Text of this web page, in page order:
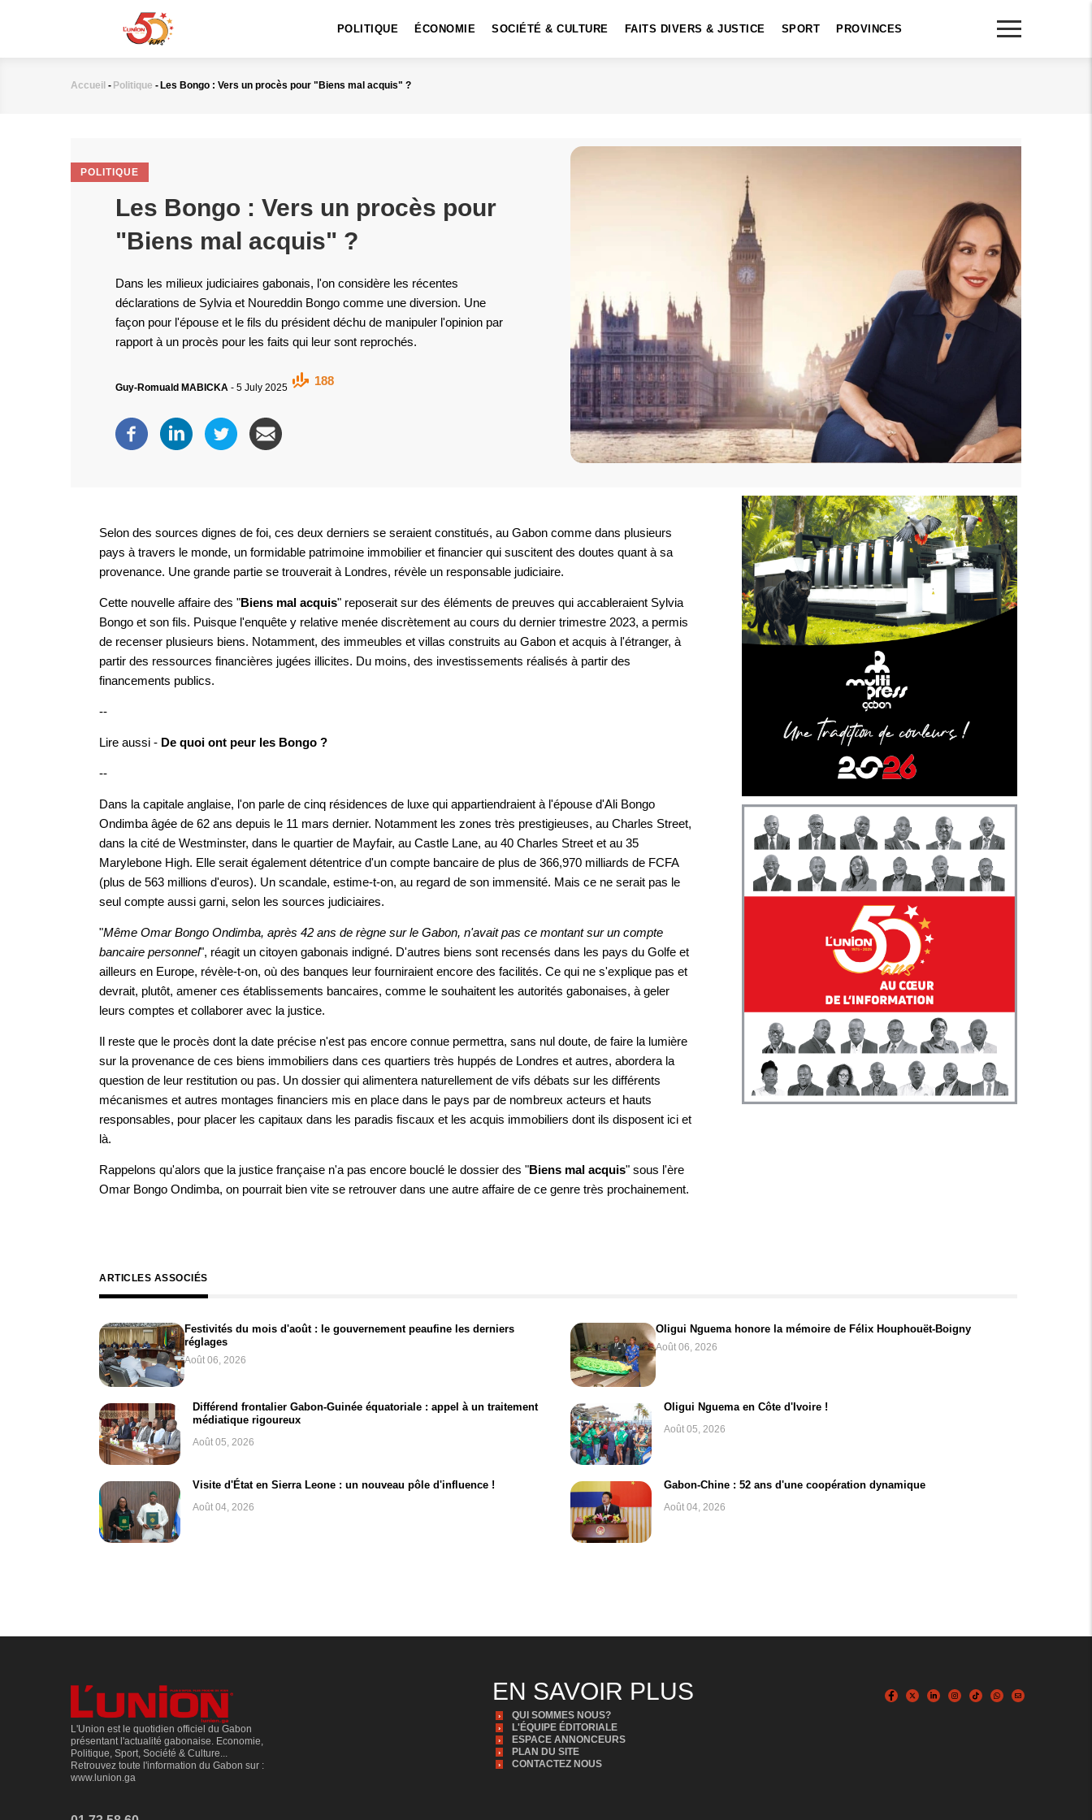
POLITIQUE ÉCONOMIE SOCIÉTÉ & CULTURE FAITS DIVERS & JUSTICE SPORT PROVINCES
Fil
Accueil - Politique - Les Bongo : Vers un procès pour "Biens mal acquis" ?
POLITIQUE
Les Bongo : Vers un procès pour
"Biens mal acquis" ?
Dans les milieux judiciaires gabonais, l'on considère les récentes
déclarations de Sylvia et Noureddin Bongo comme une diversion. Une
façon pour l'épouse et le fils du président déchu de manipuler l'opinion par
rapport à un procès pour les faits qui leur sont reprochés.
Guy-Romuald MABICKA - 5 July 2025
188
Selon des sources dignes de foi, ces deux derniers se seraient constitués, au Gabon comme dans plusieurs
pays à travers le monde, un formidable patrimoine immobilier et financier qui suscitent des doutes quant à sa
provenance. Une grande partie se trouverait à Londres, révèle un responsable judiciaire.
Cette nouvelle affaire des "Biens mal acquis" reposerait sur des éléments de preuves qui accableraient Sylvia
Bongo et son fils. Puisque l'enquête y relative menée discrètement au cours du dernier trimestre 2023, a permis
de recenser plusieurs biens. Notamment, des immeubles et villas construits au Gabon et acquis à l'étranger, à
partir des ressources financières jugées illicites. Du moins, des investissements réalisés à partir des
financements publics.
--
Lire aussi - De quoi ont peur les Bongo ?
--
Dans la capitale anglaise, l'on parle de cinq résidences de luxe qui appartiendraient à l'épouse d'Ali Bongo
Ondimba âgée de 62 ans depuis le 11 mars dernier. Notamment les zones très prestigieuses, au Charles Street,
dans la cité de Westminster, dans le quartier de Mayfair, au Castle Lane, au 40 Charles Street et au 35
Marylebone High. Elle serait également détentrice d'un compte bancaire de plus de 366,970 milliards de FCFA
(plus de 563 millions d'euros). Un scandale, estime-t-on, au regard de son immensité. Mais ce ne serait pas le
seul compte aussi garni, selon les sources judiciaires.
"Même Omar Bongo Ondimba, après 42 ans de règne sur le Gabon, n'avait pas ce montant sur un compte
bancaire personnel", réagit un citoyen gabonais indigné. D'autres biens sont recensés dans les pays du Golfe et
ailleurs en Europe, révèle-t-on, où des banques leur fourniraient encore des facilités. Ce qui ne s'explique pas et
devrait, plutôt, amener ces établissements bancaires, comme le souhaitent les autorités gabonaises, à geler
leurs comptes et collaborer avec la justice.
Il reste que le procès dont la date précise n'est pas encore connue permettra, sans nul doute, de faire la lumière
sur la provenance de ces biens immobiliers dans ces quartiers très huppés de Londres et autres, abordera la
question de leur restitution ou pas. Un dossier qui alimentera naturellement de vifs débats sur les différents
mécanismes et autres montages financiers mis en place dans le pays par de nombreux acteurs et hauts
responsables, pour placer les capitaux dans les paradis fiscaux et les acquis immobiliers dont ils disposent ici et
là.
Rappelons qu'alors que la justice française n'a pas encore bouclé le dossier des "Biens mal acquis" sous l'ère
Omar Bongo Ondimba, on pourrait bien vite se retrouver dans une autre affaire de ce genre très prochainement.
ARTICLES ASSOCIÉS
Festivités du mois d'août : le gouvernement peaufine les derniers
réglages
Août 06, 2026
Oligui Nguema honore la mémoire de Félix Houphouët-Boigny
Août 06, 2026
Différend frontalier Gabon-Guinée équatoriale : appel à un traitement
médiatique rigoureux
Août 05, 2026
Oligui Nguema en Côte d'Ivoire !
Août 05, 2026
Visite d'État en Sierra Leone : un nouveau pôle d'influence !
Août 04, 2026
Gabon-Chine : 52 ans d'une coopération dynamique
Août 04, 2026
L'Union est le quotidien officiel du Gabon
présentant l'actualité gabonaise. Economie,
Politique, Sport, Société & Culture...
Retrouvez toute l'information du Gabon sur :
www.lunion.ga
EN SAVOIR PLUS
QUI SOMMES NOUS?
L'ÉQUIPE ÉDITORIALE
ESPACE ANNONCEURS
PLAN DU SITE
CONTACTEZ NOUS